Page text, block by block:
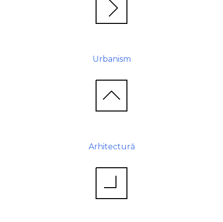
Urbanism
Arhitectură